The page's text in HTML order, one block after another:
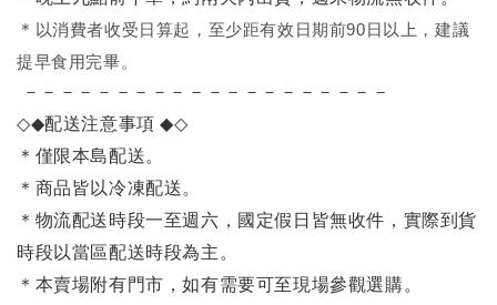
＊ 以消費者收受日算起，至少距有效日期前90日以上，建議
提早食用完畢。
－－－－－－－－－－－－－－－－－－－－
◇◆配送注意事項◆◇
＊僅限本島配送。
＊商品皆以冷凍配送。
＊物流配送時段一至週六，國定假日皆無收件，實際到貨
時段以當區配送時段為主。
＊本賣場附有門市，如有需要可至現場參觀選購。